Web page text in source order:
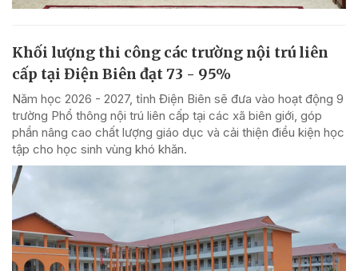
Khối lượng thi công các trường nội trú liên
cấp tại Điện Biên đạt 73 - 95%
Năm học 2026 - 2027, tỉnh Điện Biên sẽ đưa vào hoạt động 9
trường Phổ thông nội trú liên cấp tại các xã biên giới, góp
phần nâng cao chất lượng giáo dục và cải thiện điều kiện học
tập cho học sinh vùng khó khăn.